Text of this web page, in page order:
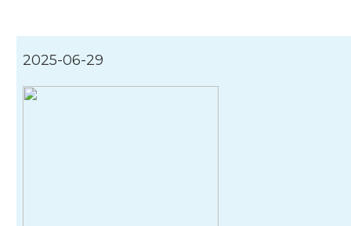
CAMON Catalans a Nice, Niça
2025-06-29